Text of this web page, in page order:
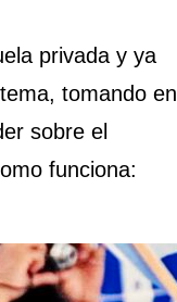
privada y ya
tomando en
sobre el
funciona: